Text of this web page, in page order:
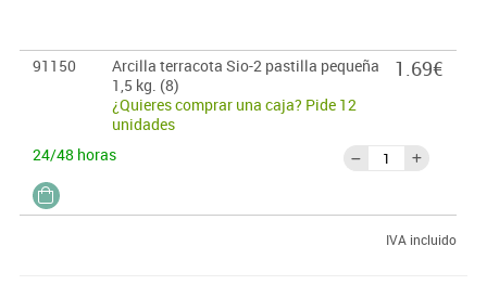
91150
Arcilla terracota Sio-2 pastilla pequeña
1,5 kg. (8)
¿Quieres comprar una caja? Pide 12
unidades
24/48 horas
1.69€
IVA incluido